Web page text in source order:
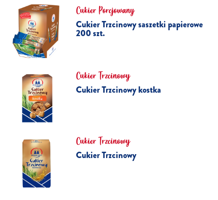
Cukier Porcjowany
Cukier Trzcinowy saszetki papierowe
200 szt.
Cukier Trzcinowy
Cukier Trzcinowy kostka
Cukier Trzcinowy
Cukier Trzcinowy